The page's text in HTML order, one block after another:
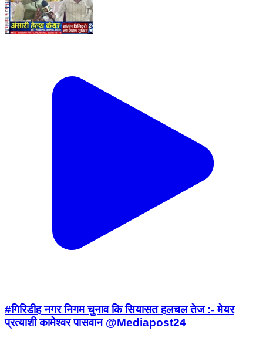
#गिरिडीह नगर निगम चुनाव कि सियासत हलचल तेज :- मेयर
प्रत्याशी कामेश्वर पासवान @Mediapost24